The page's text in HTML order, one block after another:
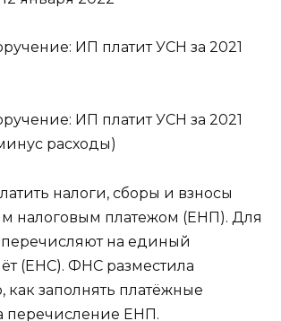
ИП платит УСН за 2021
ИП платит УСН за 2021
расходы)
налоги, сборы и взносы
налоговым платежом (ЕНП). Для
перечисляют на единый
(ЕНС). ФНС разместила
заполнять платёжные
перечисление ЕНП.